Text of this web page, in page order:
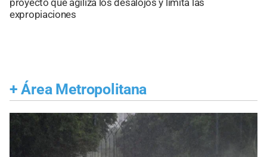
expropiaciones
+ Área Metropolitana